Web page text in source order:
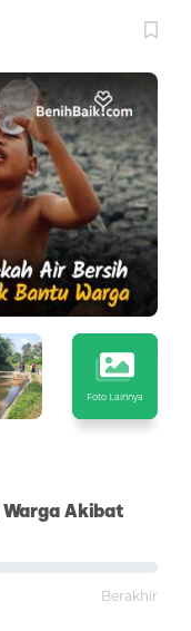
Foto Lainnya
Akibat
Berakhir